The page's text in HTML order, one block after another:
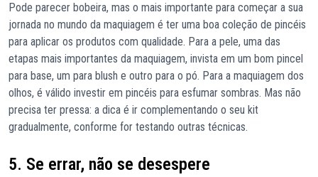
Pode parecer bobeira, mas o mais importante para começar a sua
jornada no mundo da maquiagem é ter uma boa coleção de pincéis
para aplicar os produtos com qualidade. Para a pele, uma das
etapas mais importantes da maquiagem, invista em um bom pincel
para base, um para blush e outro para o pó. Para a maquiagem dos
olhos, é válido investir em pincéis para esfumar sombras. Mas não
precisa ter pressa: a dica é ir complementando o seu kit
gradualmente, conforme for testando outras técnicas.
5. Se errar, não se desespere